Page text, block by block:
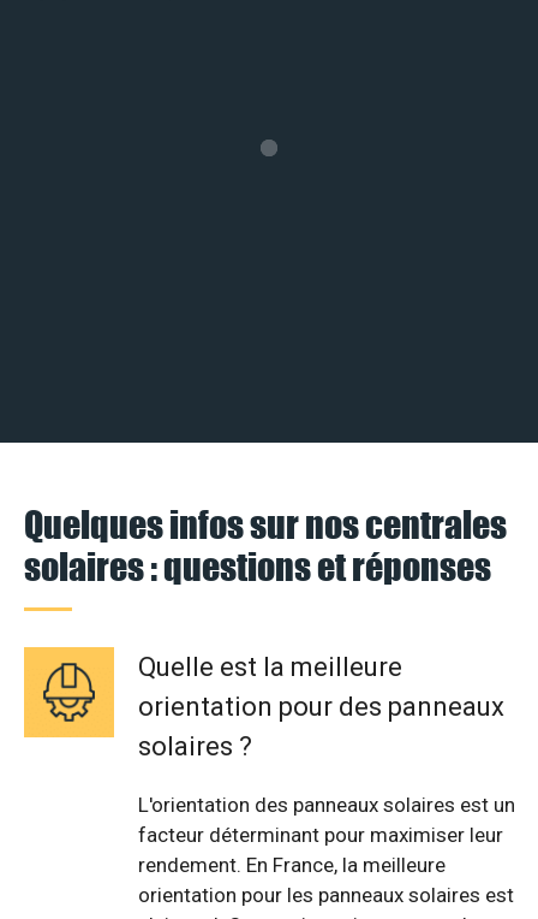
Quelques infos sur nos centrales
solaires : questions et réponses
Quelle est la meilleure
orientation pour des panneaux
solaires ?
L'orientation des panneaux solaires est un
facteur déterminant pour maximiser leur
rendement. En France, la meilleure
orientation pour les panneaux solaires est